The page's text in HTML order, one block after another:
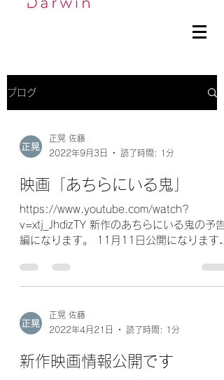
ブログ
正晃 佐藤
2022年9月3日
読了時間: 1分
映画「あちらにいる鬼」
https://www.youtube.com/watch?
v=xtj_JhdizTY 新作のあちらにいる鬼の予告
編になります。 11月11日公開になります。
様よろしくお願いいたします。
正晃 佐藤
2022年4月21日
読了時間: 1分
新作映画情報公開です